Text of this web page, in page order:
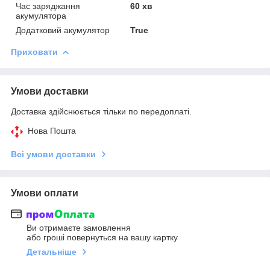
Час заряджання
акумулятора
60 хв
Додатковий акумулятор True
Приховати
Умови доставки
Доставка здійснюється тільки по передоплаті.
Нова Пошта
Всі умови доставки
Умови оплати
Ви отримаєте замовлення
або гроші повернуться на вашу картку
Детальніше